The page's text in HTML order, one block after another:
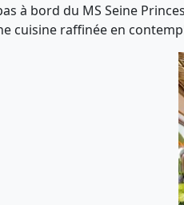
à bord du MS Seine
cuisine raffinée en